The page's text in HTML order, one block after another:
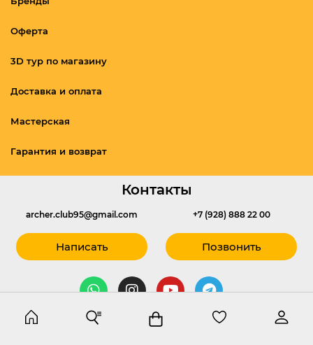
Оферта
3D тур по магазину
Доставка и оплата
Мастерская
Гарантия и возврат
Контакты
archer.club95@gmail.com
Написать
+7 (928) 888 22 00
Позвонить
г.Грозный ул. Ярославского 12